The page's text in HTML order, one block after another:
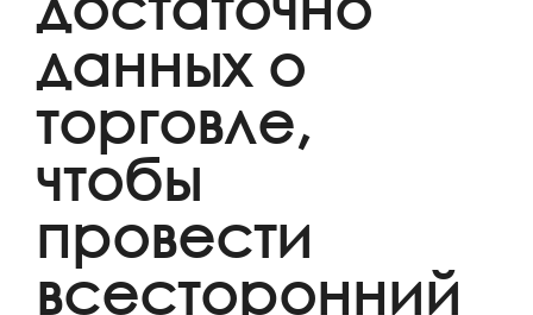
данных о
торговле,
чтобы
провести
всесторонний